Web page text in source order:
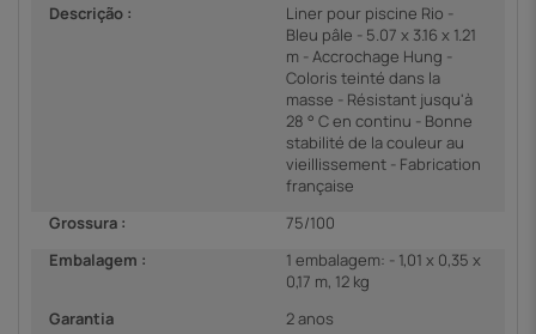
Descrição :
Liner pour piscine Rio -
Bleu pâle - 5.07 x 3.16 x 1.21
m - Accrochage Hung -
Coloris teinté dans la
masse - Résistant jusqu'à
28 ° C en continu - Bonne
stabilité de la couleur au
vieillissement - Fabrication
française
Grossura :
75/100
Embalagem :
1 embalagem: - 1,01 x 0,35 x
0,17 m, 12 kg
Garantia
2 anos